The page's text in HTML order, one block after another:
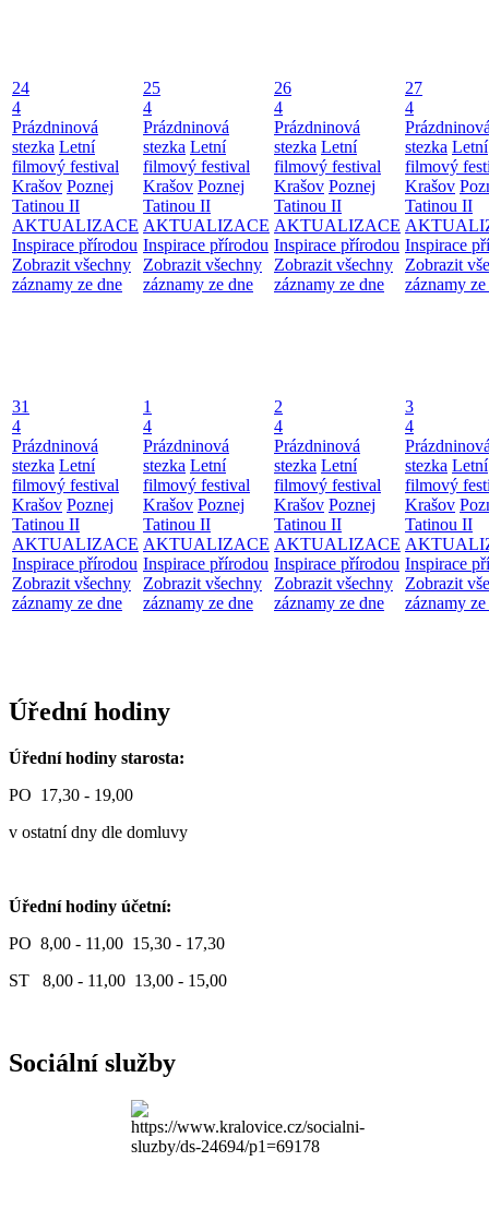
24
4
Prázdninová
stezka Letní
filmový festival
Krašov Poznej
Tatinou II
AKTUALIZACE
Inspirace přírodou
Zobrazit všechny
záznamy ze dne
25
4
Prázdninová
stezka Letní
filmový festival
Krašov Poznej
Tatinou II
AKTUALIZACE
Inspirace přírodou
Zobrazit všechny
záznamy ze dne
26
4
Prázdninová
stezka Letní
filmový festival
Krašov Poznej
Tatinou II
AKTUALIZACE
Inspirace přírodou
Zobrazit všechny
záznamy ze dne
27
4
stezka Letní
filmový
Krašov
Tatinou II
Inspirace
Zobrazit
záznamy
31
4
Prázdninová
stezka Letní
filmový festival
Krašov Poznej
Tatinou II
AKTUALIZACE
Inspirace přírodou
Zobrazit všechny
záznamy ze dne
1
4
Prázdninová
stezka Letní
filmový festival
Krašov Poznej
Tatinou II
AKTUALIZACE
Inspirace přírodou
Zobrazit všechny
záznamy ze dne
2
4
Prázdninová
stezka Letní
filmový festival
Krašov Poznej
Tatinou II
AKTUALIZACE
Inspirace přírodou
Zobrazit všechny
záznamy ze dne
3
4
stezka Letní
filmový
Krašov
Tatinou II
Inspirace
Zobrazit
záznamy
Úřední hodiny
Úřední hodiny starosta:
PO 17,30 - 19,00
v ostatní dny dle domluvy
Úřední hodiny účetní:
PO 8,00 - 11,00 15,30 - 17,30
ST 8,00 - 11,00 13,00 - 15,00
Sociální služby